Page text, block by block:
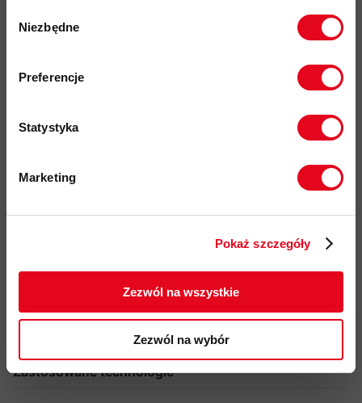
zgody
Niezbędne
Preferencje
Statystyka
Marketing
Pokaż szczegóły
Zezwól na wszystkie
Zezwól na wybór
2 zapinane kieszenie do ogrzewania dłoni
elastyczne mankiety i dłuższy tył kurtki zapewniający
przegubowe łokcie i przedłużony tył zwiększające wygodę i
ochronę
nadrukowane logo oraz zewnętrzny uchwyt do wieszania
przyjazność środowiskowa: materiały pochodzące z
Specyfikacja
Zastosowane technologie
odbierz
zgodnie z Polityką prywatności.